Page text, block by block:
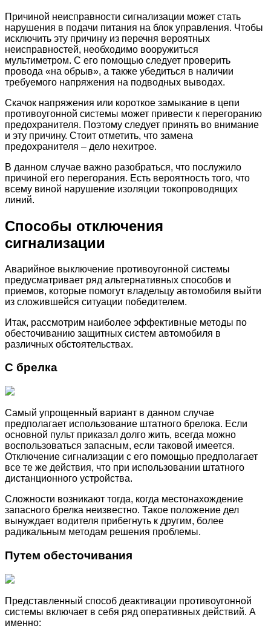
Причиной неисправности сигнализации может стать
нарушения в подачи питания на блок управления. Чтобы
исключить эту причину из перечня вероятных
неисправностей, необходимо вооружиться
мультиметром. С его помощью следует проверить
провода «на обрыв», а также убедиться в наличии
требуемого напряжения на подводных выводах.
Скачок напряжения или короткое замыкание в цепи
противоугонной системы может привести к перегоранию
предохранителя. Поэтому следует принять во внимание
и эту причину. Стоит отметить, что замена
предохранителя – дело нехитрое.
В данном случае важно разобраться, что послужило
причиной его перегорания. Есть вероятность того, что
всему виной нарушение изоляции токопроводящих
линий.
Способы отключения
сигнализации
Аварийное выключение противоугонной системы
предусматривает ряд альтернативных способов и
приемов, которые помогут владельцу автомобиля выйти
из сложившейся ситуации победителем.
Итак, рассмотрим наиболее эффективные методы по
обесточиванию защитных систем автомобиля в
различных обстоятельствах.
С брелка
Самый упрощенный вариант в данном случае
предполагает использование штатного брелока. Если
основной пульт приказал долго жить, всегда можно
воспользоваться запасным, если таковой имеется.
Отключение сигнализации с его помощью предполагает
все те же действия, что при использовании штатного
дистанционного устройства.
Сложности возникают тогда, когда местонахождение
запасного брелка неизвестно. Такое положение дел
вынуждает водителя прибегнуть к другим, более
радикальным методам решения проблемы.
Путем обесточивания
Представленный способ деактивации противоугонной
системы включает в себя ряд оперативных действий. А
именно: